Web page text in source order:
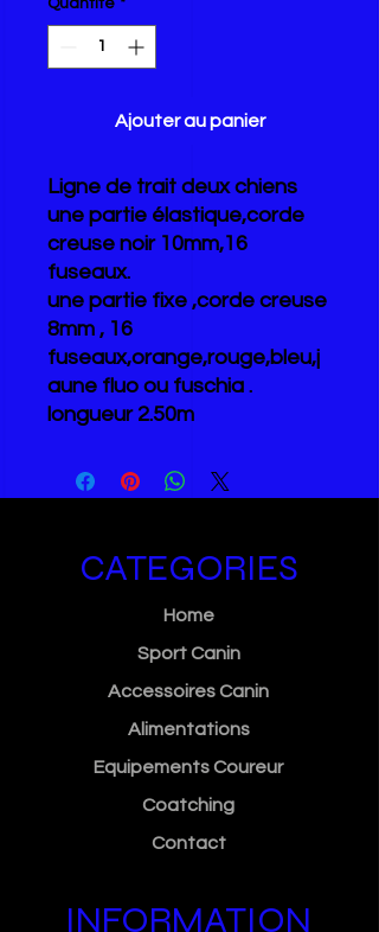
Ajouter au panier
Ligne de trait deux chiens
une partie élastique,corde
creuse noir 10mm,16
fuseaux.
une partie fixe ,corde creuse
8mm , 16
fuseaux,orange,rouge,bleu,j
aune fluo ou fuschia .
longueur 2.50m
CATEGORIES
Home
Sport Canin
Accessoires Canin
Alimentations
Equipements Coureur
Coatching
Contact
INFORMATION